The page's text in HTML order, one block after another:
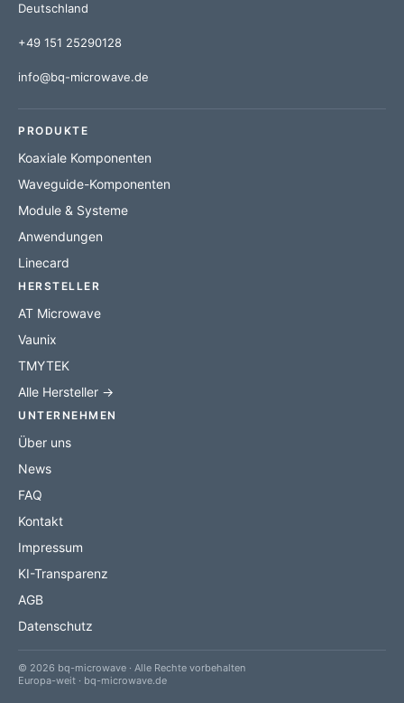
Deutschland
+49 151 25290128
info@bq-microwave.de
PRODUKTE
Koaxiale Komponenten
Waveguide-Komponenten
Module & Systeme
Anwendungen
Linecard
HERSTELLER
AT Microwave
Vaunix
TMYTEK
Alle Hersteller →
UNTERNEHMEN
Über uns
News
FAQ
Kontakt
Impressum
KI-Transparenz
AGB
Datenschutz
© 2026 bq-microwave · Alle Rechte vorbehalten
Europa-weit · bq-microwave.de